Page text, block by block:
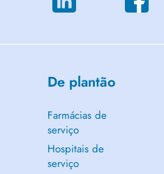
De plantão
Farmácias de
serviço
Hospitais de
serviço